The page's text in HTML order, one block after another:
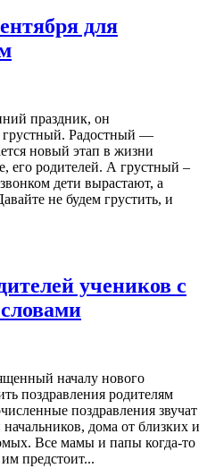
для
праздник, он
грустный. Радостный —
новый этап в жизни
его родителей. А грустный –
дети вырастают, а
не будем грустить, и
учеников с
началу нового
поздравления родителям
поздравления звучат
дома от близких и
Все мамы и папы когда-то
предстоит...